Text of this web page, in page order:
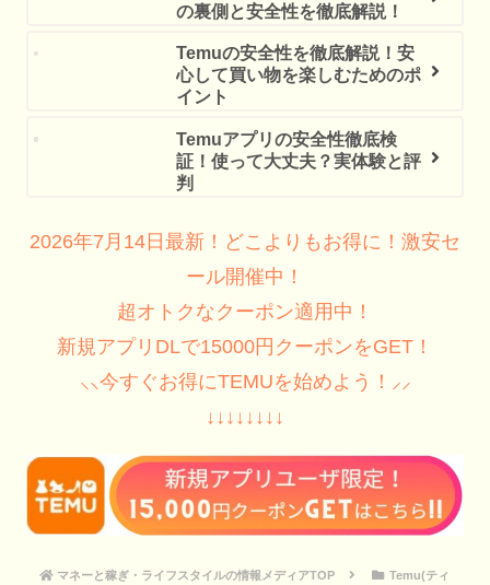
の裏側と安全性を徹底解説！
Temuの安全性を徹底解説！安
心して買い物を楽しむためのポ
イント
Temuアプリの安全性徹底検
証！使って大丈夫？実体験と評
判
2026年7月14日最新！どこよりもお得に！激安セ
ール開催中！
超オトクなクーポン適用中！
新規アプリDLで15000円クーポンをGET！
⸜⸜今すぐお得にTEMUを始めよう！⸝⸝
↓↓↓↓↓↓↓↓
マネーと稼ぎ・ライフスタイルの情報メディアTOP
Temu(ティ